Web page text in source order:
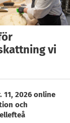
vi
11, 2026 online
och